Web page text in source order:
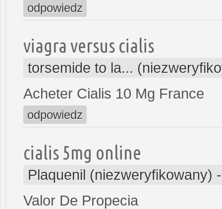
odpowiedz
viagra versus cialis
torsemide to la...
Acheter Cialis 10 Mg France
odpowiedz
cialis 5mg online
Plaquenil (niezweryfikowany)
Valor De Propecia